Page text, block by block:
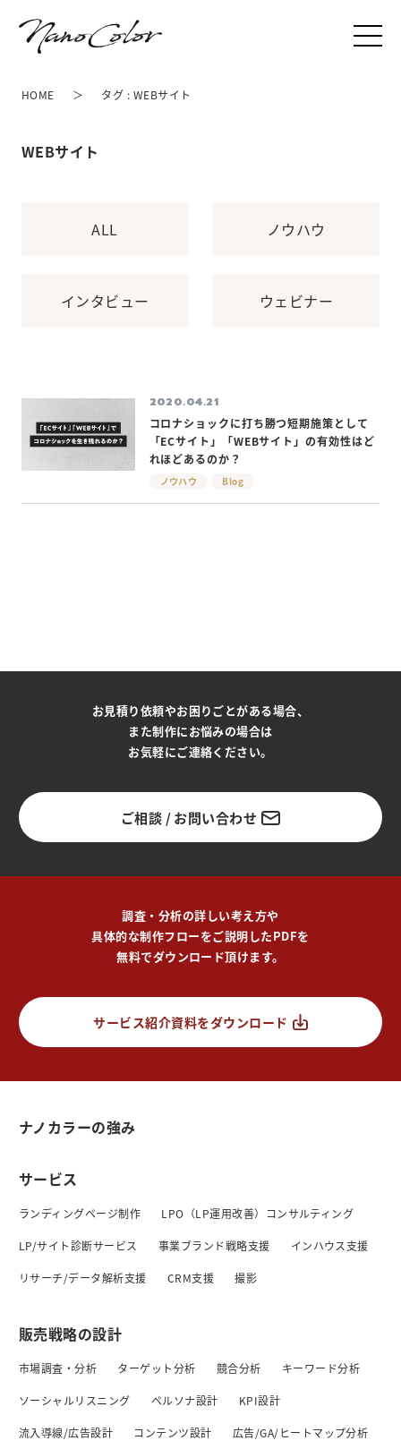
WEBサイト
HOME タグ : WEBサイト
ALL ノウハウ
インタビュー ウェビナー
コロナショックに打ち勝つ短期施策として
「ECサイト」「WEBサイト」の有効性はど
れほどあるのか？
2020.04.21
ノウハウ Blog
お見積り依頼やお困りごとがある場合、
また制作にお悩みの場合は
お気軽にご連絡ください。
ご相談 / お問い合わせ
調査・分析の詳しい考え方や
具体的な制作フローをご説明したPDFを
無料でダウンロード頂けます。
サービス紹介資料をダウンロード
ナノカラーの強み
サービス
ランディングページ制作 LPO（LP運用改善）コンサルティング
LP/サイト診断サービス 事業ブランド戦略支援 インハウス支援
リサーチ/データ解析支援 CRM支援 撮影
販売戦略の設計
市場調査・分析 ターゲット分析 競合分析 キーワード分析
ソーシャルリスニング ペルソナ設計 KPI設計
流入導線/広告設計 コンテンツ設計 広告/GA/ヒートマップ分析